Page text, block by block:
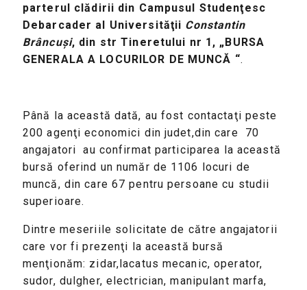
parterul clădirii din Campusul Studenţesc
Debarcader al Universităţii Constantin
Brâncuşi, din str Tineretului nr 1, „BURSA
GENERALA A LOCURILOR DE MUNCĂ “.
Până la această dată, au fost contactaţi peste
200 agenţi economici din judet,din care 70
angajatori au confirmat participarea la această
bursă oferind un număr de 1106 locuri de
muncă, din care 67 pentru persoane cu studii
superioare.
Dintre meseriile solicitate de către angajatorii
care vor fi prezenţi la această bursă
menţionăm: zidar,lacatus mecanic, operator,
sudor, dulgher, electrician, manipulant marfa,